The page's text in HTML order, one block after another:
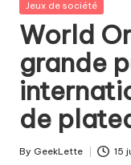
L
e
t
t
e
Posted
Jeux de société
World
grande
de
Posted
By GeekLette 15